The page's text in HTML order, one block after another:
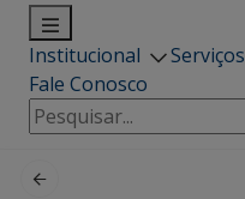
Institucional Serviços
Fale Conosco
Pesquisar
por: